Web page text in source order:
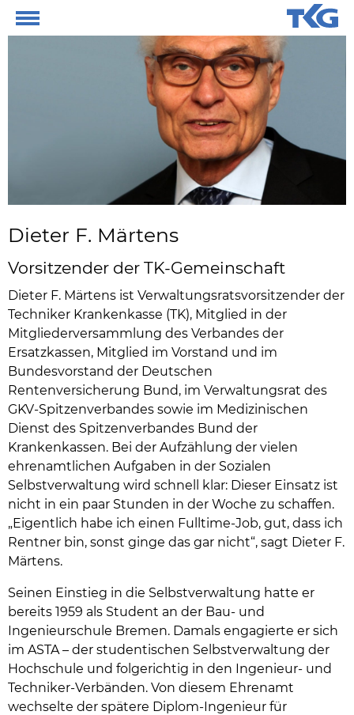
Dieter F. Märtens
Vorsitzender der TK-Gemeinschaft
Dieter F. Märtens ist Verwaltungsratsvorsitzender der
Techniker Krankenkasse (TK), Mitglied in der
Mitgliederversammlung des Verbandes der
Ersatzkassen, Mitglied im Vorstand und im
Bundesvorstand der Deutschen
Rentenversicherung Bund, im Verwaltungsrat des
GKV-Spitzenverbandes sowie im Medizinischen
Dienst des Spitzenverbandes Bund der
Krankenkassen. Bei der Aufzählung der vielen
ehrenamtlichen Aufgaben in der Sozialen
Selbstverwaltung wird schnell klar: Dieser Einsatz ist
nicht in ein paar Stunden in der Woche zu schaffen.
„Eigentlich habe ich einen Fulltime-Job, gut, dass ich
Rentner bin, sonst ginge das gar nicht“, sagt Dieter F.
Märtens.
Seinen Einstieg in die Selbstverwaltung hatte er
bereits 1959 als Student an der Bau- und
Ingenieurschule Bremen. Damals engagierte er sich
im ASTA – der studentischen Selbstverwaltung der
Hochschule und folgerichtig in den Ingenieur- und
Techniker-Verbänden. Von diesem Ehrenamt
wechselte der spätere Diplom-Ingenieur für